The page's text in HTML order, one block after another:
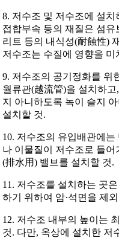
8. 저수조 및 저수조에 설
접합부속 등의 재질은 섬유
리트 등의 내식성(耐蝕性)
저수조는 수질에 영향을
9. 저수조의 공기정화를 위
월류관(越流管)을 설치하
지 아니하도록 녹이 슬지
설치할 것.
10. 저수조의 유입배관에
나 이물질이 저수조로 들
(排水用) 밸브를 설치할 것.
11. 저수조를 설치하는 곳
하기 위하여 암·석면을 제
12. 저수조 내부의 높이는
것. 다만, 옥상에 설치한 저